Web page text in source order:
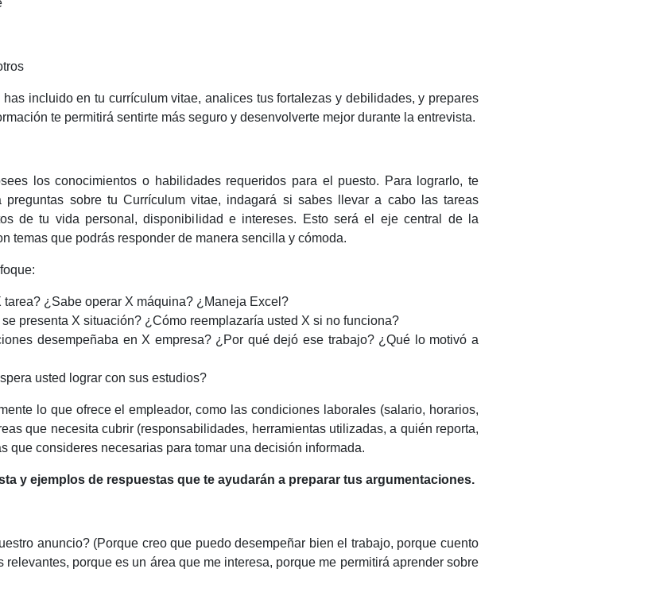
incluido en tu currículum vitae, analices tus fortalezas y debilidades, y prepares
te permitirá sentirte más seguro y desenvolverte mejor durante la entrevista.
los conocimientos o habilidades requeridos para el puesto. Para lograrlo, te
sobre tu Currículum vitae, indagará si sabes llevar a cabo las tareas
de tu vida personal, disponibilidad e intereses. Esto será el eje central de la
temas que podrás responder de manera sencilla y cómoda.
¿Sabe operar X máquina? ¿Maneja Excel?
presenta X situación? ¿Cómo reemplazaría usted X si no funciona?
desempeñaba en X empresa? ¿Por qué dejó ese trabajo? ¿Qué lo motivó a
usted lograr con sus estudios?
lo que ofrece el empleador, como las condiciones laborales (salario, horarios,
que necesita cubrir (responsabilidades, herramientas utilizadas, a quién reporta,
que consideres necesarias para tomar una decisión informada.
y ejemplos de respuestas que te ayudarán a preparar tus argumentaciones.
anuncio? (Porque creo que puedo desempeñar bien el trabajo, porque cuento
porque es un área que me interesa, porque me permitirá aprender sobre